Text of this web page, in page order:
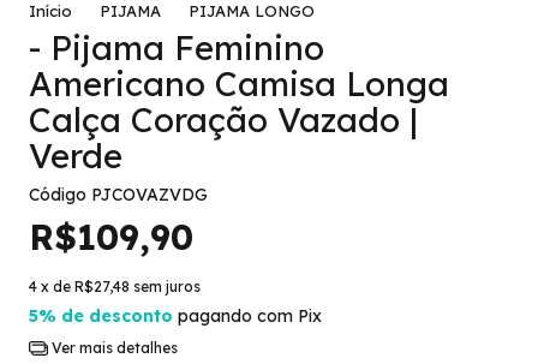
Início PIJAMA PIJAMA LONGO
- Pijama Feminino
Americano Camisa Longa
Calça Coração Vazado |
Verde
Código PJCOVAZVDG
R$109,90
4 x de R$27,48 sem juros
5% de desconto pagando com Pix
Ver mais detalhes